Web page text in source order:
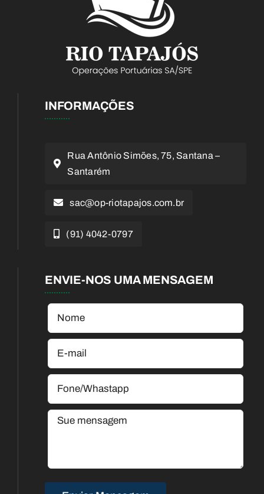
INFORMAÇÕES
Rua Antônio Simões, 75, Santana –
Santarém
sac@op-riotapajos.com.br
(91) 4042-0797
ENVIE-NOS UMA MENSAGEM